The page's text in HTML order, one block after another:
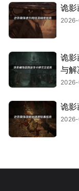
诡影
诡影
与解
诡影